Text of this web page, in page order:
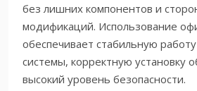
без лишних компонентов и
модификаций. Использование
обеспечивает стабильную
системы, корректную установку
высокий уровень безопасности.